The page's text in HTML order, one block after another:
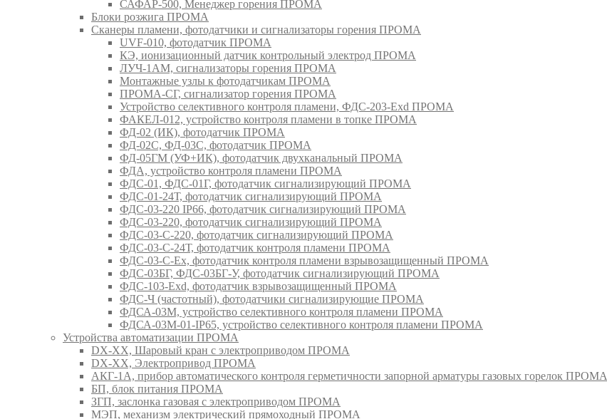
САФАР-500, Менеджер горения ПРОМА
Блоки розжига ПРОМА
Сканеры пламени, фотодатчики и сигнализаторы горения ПРОМА
UVF-010, фотодатчик ПРОМА
КЭ, ионизационный датчик контрольный электрод ПРОМА
ЛУЧ-1АМ, сигнализаторы горения ПРОМА
Монтажные узлы к фотодатчикам ПРОМА
ПРОМА-СГ, сигнализатор горения ПРОМА
Устройство селективного контроля пламени, ФДС-203-Exd ПРОМА
ФАКЕЛ-012, устройство контроля пламени в топке ПРОМА
ФД-02 (ИК), фотодатчик ПРОМА
ФД-02С, ФД-03С, фотодатчик ПРОМА
ФД-05ГМ (УФ+ИК), фотодатчик двухканальный ПРОМА
ФДА, устройство контроля пламени ПРОМА
ФДС-01, ФДС-01Г, фотодатчик сигнализирующий ПРОМА
ФДС-01-24Т, фотодатчик сигнализирующий ПРОМА
ФДС-03-220 IP66, фотодатчик сигнализирующий ПРОМА
ФДС-03-220, фотодатчик сигнализирующий ПРОМА
ФДС-03-С-220, фотодатчик сигнализирующий ПРОМА
ФДС-03-С-24Т, фотодатчик контроля пламени ПРОМА
ФДС-03-С-Ex, фотодатчик контроля пламени взрывозащищенный ПРОМА
ФДС-03БГ, ФДС-03БГ-У, фотодатчик сигнализирующий ПРОМА
ФДС-103-Ехd, фотодатчик взрывозащищенный ПРОМА
ФДС-Ч (частотный), фотодатчики сигнализирующие ПРОМА
ФДСА-03М, устройство селективного контроля пламени ПРОМА
ФДСА-03М-01-IP65, устройство селективного контроля пламени ПРОМА
Устройства автоматизации ПРОМА
DX-XX, Шаровый кран c электроприводом ПРОМА
DX-XX, Электропривод ПРОМА
АКГ-1А, прибор автоматического контроля герметичности запорной арматуры газовых горелок ПРОМА
БП, блок питания ПРОМА
ЗГП, заслонка газовая с электроприводом ПРОМА
МЭП, механизм электрический прямоходный ПРОМА